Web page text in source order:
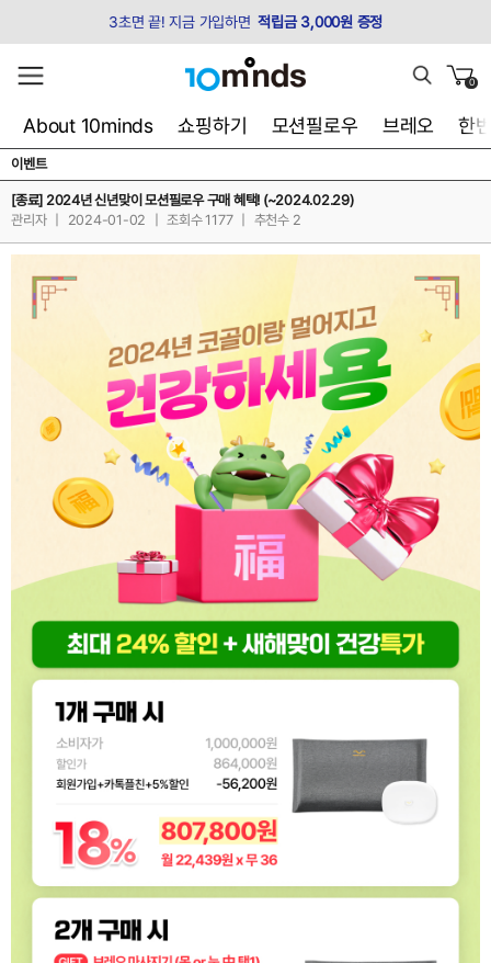
3초면 끝! 지금 가입하면 적립금 3,000원 증정
0
About 10minds 쇼핑하기 모션필로우 브레오 한
이벤트
[종료] 2024년 신년맞이 모션필로우 구매 혜택! (~2024.02.29)
관리자
2024-01-02 조회수 1177 추천수 2